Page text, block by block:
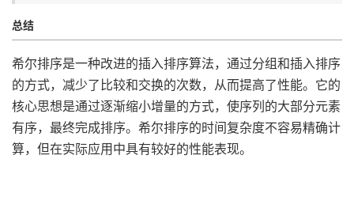
总结
希尔排序是一种改进的插入排序算法，通过分组和插入排序
的方式，减少了比较和交换的次数，从而提高了性能。它的
核心思想是通过逐渐缩小增量的方式，使序列的大部分元素
有序，最终完成排序。希尔排序的时间复杂度不容易精确计
算，但在实际应用中具有较好的性能表现。